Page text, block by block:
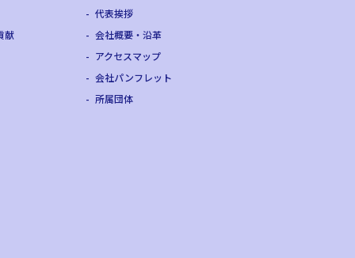
献
代表挨拶
会社概要・沿革
アクセスマップ
会社パンフレット
所属団体